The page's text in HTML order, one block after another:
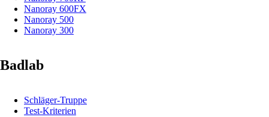
Nanoray 600FX
Nanoray 500
Nanoray 300
Badlab
Schläger-Truppe
Test-Kriterien